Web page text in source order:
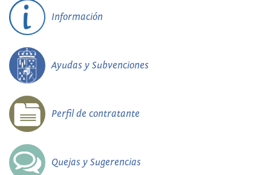
Información
Ayudas y Subvenciones
Perfil de contratante
Quejas y Sugerencias